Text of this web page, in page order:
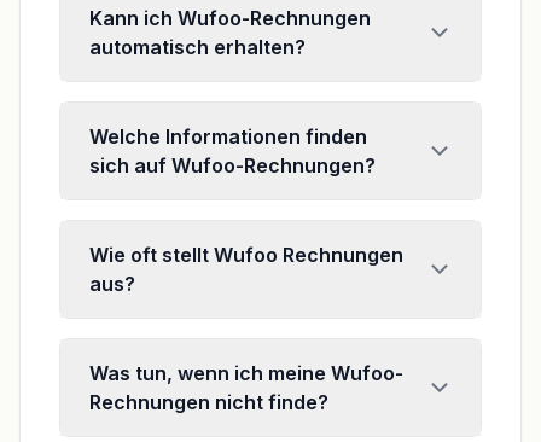
Kann ich Wufoo-Rechnungen
automatisch erhalten?
Welche Informationen finden
sich auf Wufoo-Rechnungen?
Wie oft stellt Wufoo Rechnungen
aus?
Was tun, wenn ich meine Wufoo-
Rechnungen nicht finde?